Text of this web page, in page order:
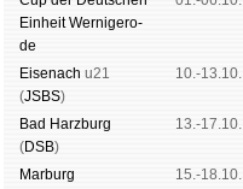
Ein­heit Wer­ni­ge­ro­
de
Eise­nach u21
(JSBS)
10.-13.10.
Bad Harz­burg
(DSB)
13.-17.10.
Mar­burg
15.-18.10.